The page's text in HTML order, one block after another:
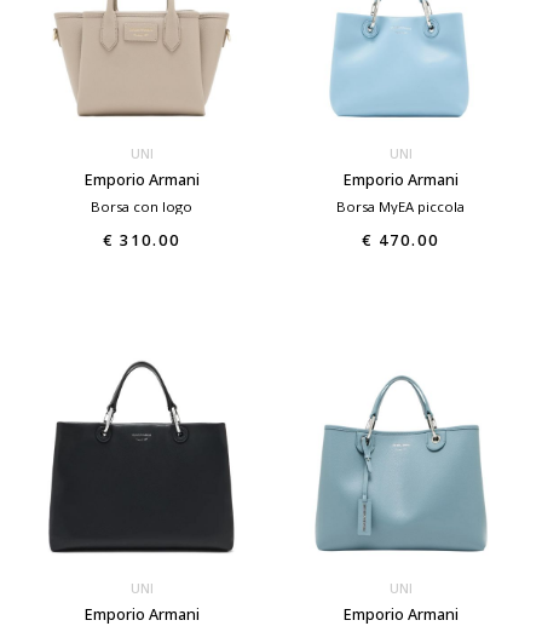
UNI
Emporio Armani
Borsa con logo
€ 310.00
UNI
Emporio Armani
Borsa MyEA piccola
€ 470.00
UNI
Emporio Armani
UNI
Emporio Armani